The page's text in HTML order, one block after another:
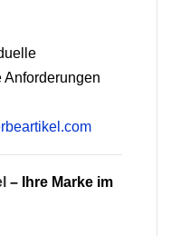
– Ihre Marke im